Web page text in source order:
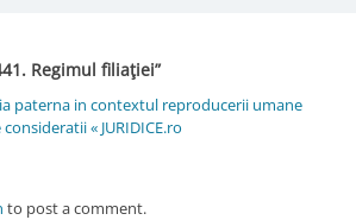
Regimul filiaţiei”
paterna in contextul reproducerii umane
« JURIDICE.ro
to post a comment.